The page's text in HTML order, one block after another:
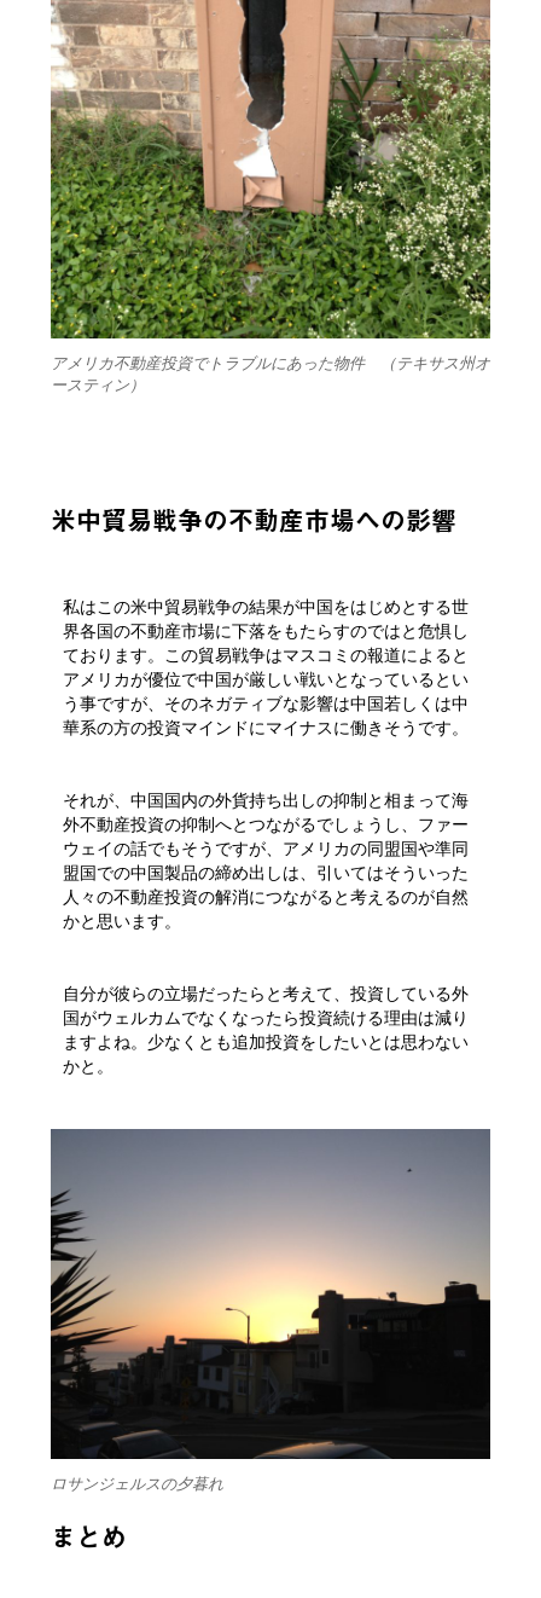
アメリカ不動産投資でトラブルにあった物件 （テキサス州オ
ースティン）
米中貿易戦争の不動産市場への影響
私はこの米中貿易戦争の結果が中国をはじめとする世
界各国の不動産市場に下落をもたらすのではと危惧し
ております。この貿易戦争はマスコミの報道によると
アメリカが優位で中国が厳しい戦いとなっているとい
う事ですが、そのネガティブな影響は中国若しくは中
華系の方の投資マインドにマイナスに働きそうです。
それが、中国国内の外貨持ち出しの抑制と相まって海
外不動産投資の抑制へとつながるでしょうし、ファー
ウェイの話でもそうですが、アメリカの同盟国や準同
盟国での中国製品の締め出しは、引いてはそういった
人々の不動産投資の解消につながると考えるのが自然
かと思います。
自分が彼らの立場だったらと考えて、投資している外
国がウェルカムでなくなったら投資続ける理由は減り
ますよね。少なくとも追加投資をしたいとは思わない
かと。
ロサンジェルスの夕暮れ
まとめ